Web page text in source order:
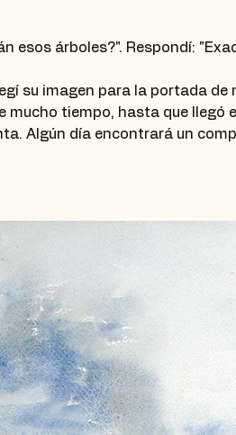
esos árboles?". Respondí:
su imagen para la portada de
mucho tiempo, hasta que llegó
Algún día encontrará un